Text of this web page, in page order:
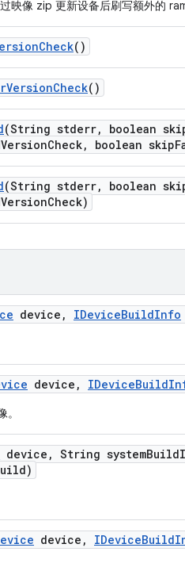
映像 zip 更新设备后刷写额外的
Check()
VersionCheck()
(String stderr, boolean
VersionCheck, boolean skip
(String stderr, boolean
VersionCheck)
device , IDeviceBuildInfo
device , IDeviceBuild
device , String systemBuild
device , IDeviceBuild